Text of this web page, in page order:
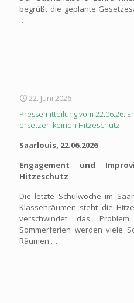
begrüßt die geplante
…
22. Juni 2026
Pressemitteilung vom 22.06.26:
ersetzen keinen Hitzeschutz
Saarlouis, 22.06.2026
Engagement und
Hitzeschutz
Die letzte Schulwoche im
Klassenräumen steht die
verschwindet das
Sommerferien werden viele
Räumen …